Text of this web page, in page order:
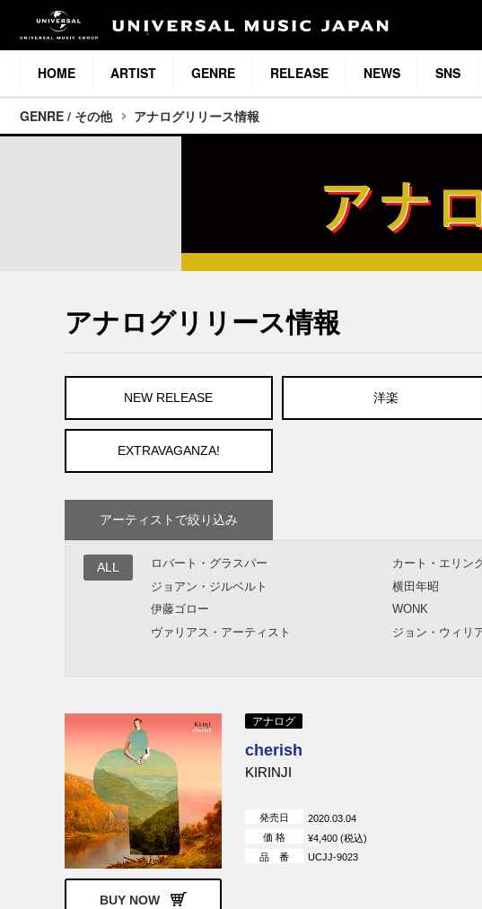
HOME ARTIST GENRE RELEASE NEWS SNS
GENRE / その他 アナログリリース情報
アナログリリース情報
NEW RELEASE 洋楽
EXTRAVAGANZA!
アーティストで絞り込み
ALL ロバート・グラスパー カート・エリン
ジョアン・ジルベルト
横田年昭
伊藤ゴロー
WONK
ヴァリアス・アーティスト
ジョン・ウィリ
エグベルト・ジスモンチ
V.A.
Bobby Hutcherson
Brian Blade & the Fellowship
ソニー・クラーク
BUY NOW
アナログ
cherish
KIRINJI
発売日
2020.03.04
価 格
¥4,400 (税込)
品 番
UCJJ-9023